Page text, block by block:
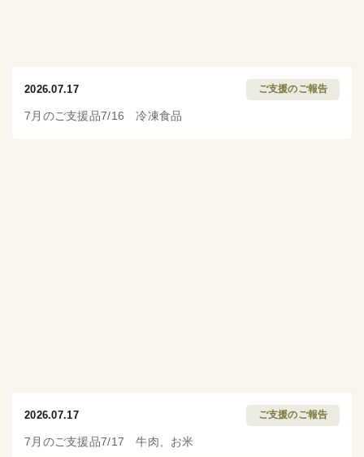
2026.07.17 ご支援のご報告
7月のご支援品7/16 冷凍食品
2026.07.17 ご支援のご報告
7月のご支援品7/17 牛肉、お米